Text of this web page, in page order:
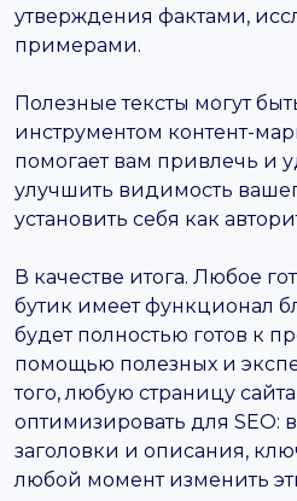
утверждения фактами,
примерами.
Полезные тексты могут
инструментом контент-
помогает вам привлечь и
улучшить видимость
установить себя как
В качестве итога. Любое
бутик имеет функционал
будет полностью готов к
помощью полезных и
того, любую страницу
оптимизировать для SEO:
заголовки и описания,
любой момент изменить